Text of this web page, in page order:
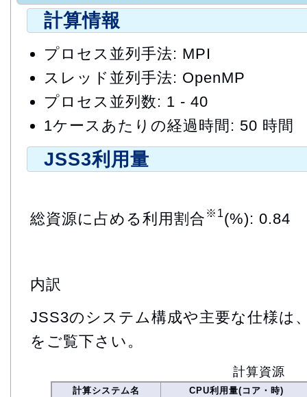
計算情報
プロセス並列手法: MPI
スレッド並列手法: OpenMP
プロセス並列数: 1 - 40
1ケースあたりの経過時間: 50 時間
JSS3利用量
総資源に占める利用割合 ※1(%): 0.84
内訳
JSS3のシステム構成や主要な仕様は
をご覧下さい。
計算資源
計算システム名 CPU利用量(コア・時)